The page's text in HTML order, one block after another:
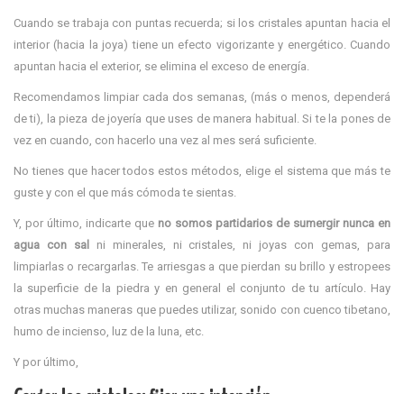
Cuando se trabaja con puntas recuerda; si los cristales apuntan hacia el
interior (hacia la joya) tiene un efecto vigorizante y energético. Cuando
apuntan hacia el exterior, se elimina el exceso de energía.
Recomendamos limpiar cada dos semanas, (más o menos, dependerá
de ti), la pieza de joyería que uses de manera habitual. Si te la pones de
vez en cuando, con hacerlo una vez al mes será suficiente.
No tienes que hacer todos estos métodos, elige el sistema que más te
guste y con el que más cómoda te sientas.
Y, por último, indicarte que no somos partidarios de sumergir nunca en
agua con sal
ni minerales, ni cristales, ni joyas con gemas, para
limpiarlas o recargarlas. Te arriesgas a que pierdan su brillo y estropees
la superficie de la piedra y en general el conjunto de tu artículo. Hay
otras muchas maneras que puedes utilizar, sonido con cuenco tibetano,
humo de incienso, luz de la luna, etc.
Y por último,